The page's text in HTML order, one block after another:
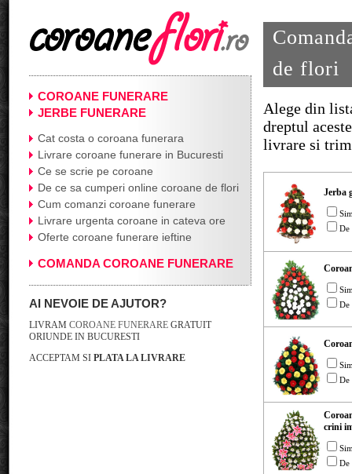
de flori
Alege din
dreptul
livrare si
Jerba
crini
COROANE FUNERARE
JERBE FUNERARE
Cat costa o coroana funerara
Livrare coroane funerare in Bucuresti
Ce se scrie pe coroane
De ce sa cumperi online coroane de flori
Cum comanzi coroane funerare
Livrare urgenta coroane in cateva ore
Oferte coroane funerare ieftine
COMANDA COROANE FUNERARE
AI NEVOIE DE AJUTOR?
LIVRAM COROANE FUNERARE GRATUIT
ORIUNDE IN BUCURESTI
ACCEPTAM SI PLATA LA LIVRARE